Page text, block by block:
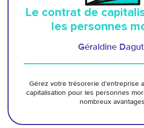
Le contrat de
les personnes
Géraldine
Gérez votre trésorerie d’entreprise
capitalisation pour les personnes
nombreux